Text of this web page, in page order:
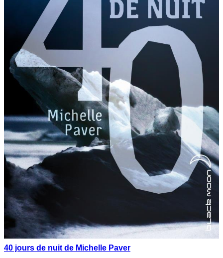
40 jours de nuit de Michelle Paver